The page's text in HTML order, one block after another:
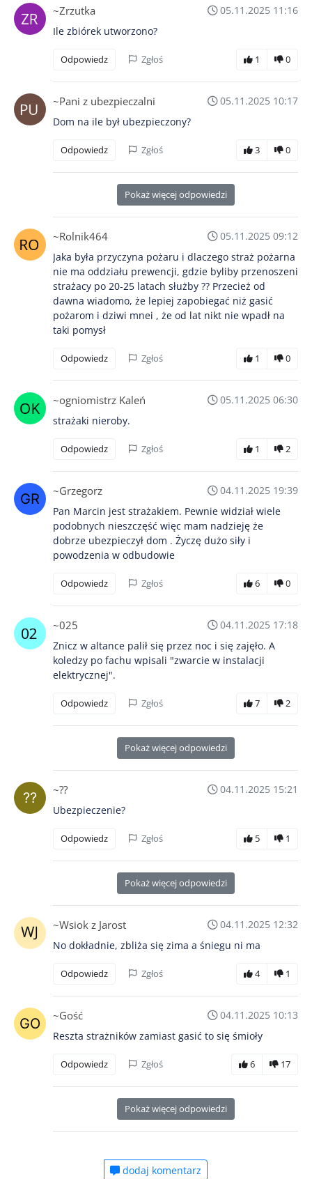
~Zrzutka
05.11.2025 11:16
Ile zbiórek utworzono?
Odpowiedz Zgłoś 1 0
~Pani z ubezpieczalni
05.11.2025 10:17
Dom na ile był ubezpieczony?
Odpowiedz Zgłoś 3 0
Pokaż więcej odpowiedzi
~Rolnik464
05.11.2025 09:12
Jaka była przyczyna pożaru i dlaczego straż pożarna
nie ma oddziału prewencji, gdzie byliby przenoszeni
strażacy po 20-25 latach służby ?? Przecież od
dawna wiadomo, że lepiej zapobiegać niż gasić
pożarom i dziwi mnei , że od lat nikt nie wpadł na
taki pomysł
Odpowiedz Zgłoś 1 0
~ogniomistrz Kaleń
05.11.2025 06:30
strażaki nieroby.
Odpowiedz Zgłoś 1 2
~Grzegorz
04.11.2025 19:39
Pan Marcin jest strażakiem. Pewnie widział wiele
podobnych nieszczęść więc mam nadzieję że
dobrze ubezpieczył dom . Życzę dużo siły i
powodzenia w odbudowie
Odpowiedz Zgłoś 6 0
~025
04.11.2025 17:18
Znicz w altance palił się przez noc i się zajęło. A
koledzy po fachu wpisali "zwarcie w instalacji
elektrycznej".
Odpowiedz Zgłoś 7 2
Pokaż więcej odpowiedzi
~??
04.11.2025 15:21
Ubezpieczenie?
Odpowiedz Zgłoś 5 1
Pokaż więcej odpowiedzi
~Wsiok z Jarost
04.11.2025 12:32
No dokładnie, zbliża się zima a śniegu ni ma
Odpowiedz Zgłoś 4 1
~Gość
04.11.2025 10:13
Reszta strażników zamiast gasić to się śmioły
Odpowiedz Zgłoś 6 17
Pokaż więcej odpowiedzi
dodaj komentarz